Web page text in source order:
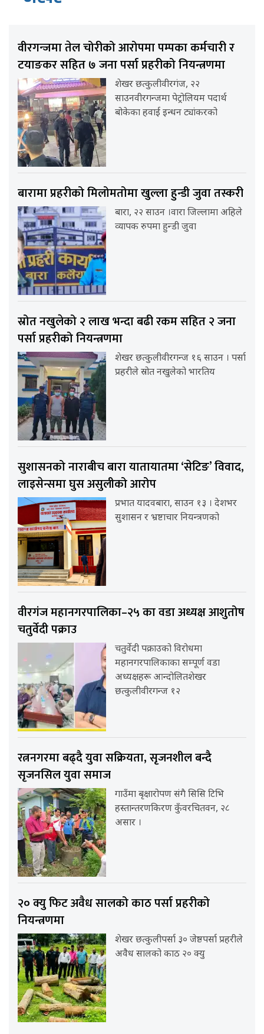
वीरगन्जमा तेल चोरीको आरोपमा पम्पका कर्मचारी र
टयाङकर सहित ७ जना पर्सा प्रहरीको नियन्त्रणमा
शेखर छत्कुलीवीरगंज, २२
साउनवीरगन्जमा पेट्रोलियम पदार्थ
बोकेका हवाई इन्धन ट्यांकरको
बारामा प्रहरीको मिलोमतोमा खुल्ला हुन्डी जुवा तस्करी
बारा, २२ साउन ।वारा जिल्लामा अहिले
व्यापक रुपमा हुन्डी जुवा
स्रोत नखुलेको २ लाख भन्दा बढी रकम सहित २ जना
पर्सा प्रहरीको नियन्त्रणमा
शेखर छत्कुलीवीरगन्ज १६ साउन । पर्सा
प्रहरीले स्रोत नखुलेको भारतिय
सुशासनको नाराबीच बारा यातायातमा ‘सेटिङ’ विवाद,
लाइसेन्समा घुस असुलीको आरोप
प्रभात यादवबारा, साउन १३ । देशभर
सुशासन र भ्रष्टाचार नियन्त्रणको
वीरगंज महानगरपालिका–२५ का वडा अध्यक्ष आशुतोष
चतुर्वेदी पक्राउ
चतुर्वेदी पक्राउको विरोधमा
महानगरपालिकाका सम्पूर्ण वडा
अध्यक्षहरू आन्दोलितशेखर
छत्कुलीवीरगन्ज १२
रत्ननगरमा बढ्दै युवा सक्रियता, सृजनशील बन्दै
सृजनसिल युवा समाज
गाउँमा बृक्षारोपण संगै सिसि टिभि
हस्तान्तरणकिरण कुँवरचितवन, २८
असार ।
२० क्यु फिट अवैध सालको काठ पर्सा प्रहरीको
नियन्त्रणमा
शेखर छत्कुलीपर्सा ३० जेष्ठपर्सा प्रहरीले
अवैध सालको काठ २० क्यु